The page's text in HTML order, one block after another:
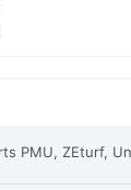
PMU, ZEturf,